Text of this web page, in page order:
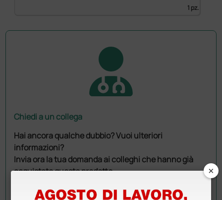
1 pz.
Chiedi a un collega
Hai ancora qualche dubbio? Vuoi ulteriori
informazioni?
Invia ora la tua domanda ai colleghi che hanno già
acquistato questo prodotto.
×